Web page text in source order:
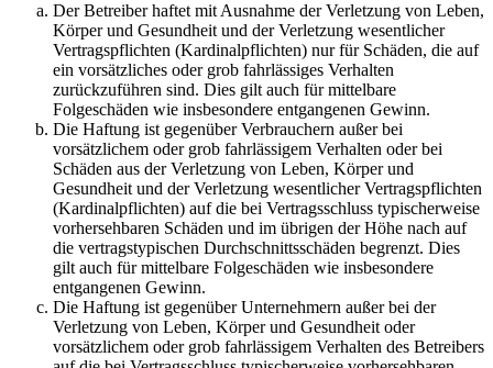
Der Betreiber haftet mit Ausnahme der Verletzung von Leben,
Körper und Gesundheit und der Verletzung wesentlicher
Vertragspflichten (Kardinalpflichten) nur für Schäden, die auf
ein vorsätzliches oder grob fahrlässiges Verhalten
zurückzuführen sind. Dies gilt auch für mittelbare
Folgeschäden wie insbesondere entgangenen Gewinn.
Die Haftung ist gegenüber Verbrauchern außer bei
vorsätzlichem oder grob fahrlässigem Verhalten oder bei
Schäden aus der Verletzung von Leben, Körper und
Gesundheit und der Verletzung wesentlicher Vertragspflichten
(Kardinalpflichten) auf die bei Vertragsschluss typischerweise
vorhersehbaren Schäden und im übrigen der Höhe nach auf
die vertragstypischen Durchschnittsschäden begrenzt. Dies
gilt auch für mittelbare Folgeschäden wie insbesondere
entgangenen Gewinn.
Die Haftung ist gegenüber Unternehmern außer bei der
Verletzung von Leben, Körper und Gesundheit oder
vorsätzlichem oder grob fahrlässigem Verhalten des Betreibers